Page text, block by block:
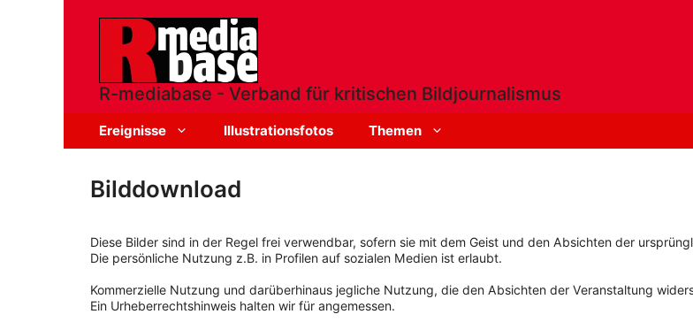
R-mediabase - Verband für kritischen Bildjournalismus
Ereignisse Illustrationsfotos Themen
Bilddownload
Diese Bilder sind in der Regel frei verwendbar, sofern sie mit dem Geist und den Absichten der
Die persönliche Nutzung z.B. in Profilen auf sozialen Medien ist erlaubt.
Kommerzielle Nutzung und darüberhinaus jegliche Nutzung, die den Absichten der Veranstaltung
Ein Urheberrechtshinweis halten wir für angemessen.